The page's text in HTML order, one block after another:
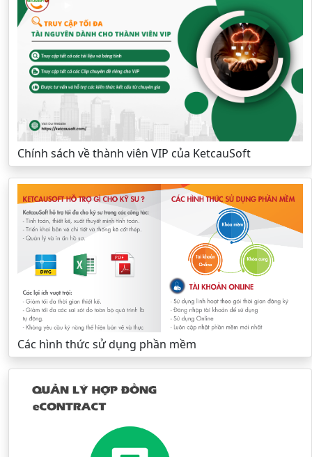
Chính sách về thành viên VIP của KetcauSoft
Các hình thức sử dụng phần mềm